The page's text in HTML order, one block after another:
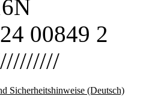
00849 2
Sicherheitshinweise (Deutsch)